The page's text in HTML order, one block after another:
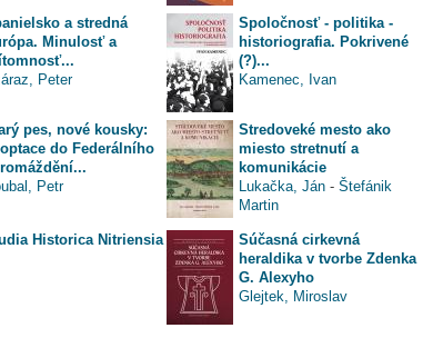
a stredná
Minulosť a
Peter
Spoločnosť - politika -
historiografia. Pokrivené
(?)...
Kamenec, Ivan
pes, nové kousky:
do Federálního
Petr
Stredoveké mesto ako
miesto stretnutí a
komunikácie
Lukačka, Ján - Štefánik
Martin
Historica Nitriensia
Súčasná cirkevná
heraldika v tvorbe Zdenka
G. Alexyho
Glejtek, Miroslav